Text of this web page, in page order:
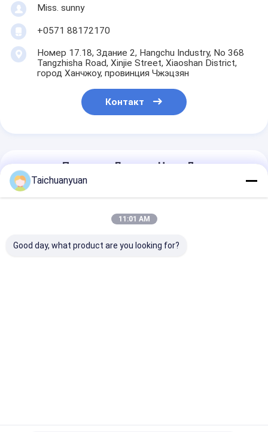
Miss. sunny
+0571 88172170
Номер 17.18, Здание 2, Hangchu Industry, No 368
Tangzhisha Road, Xinjie Street, Xiaoshan District,
город Ханчжоу, провинция Чжэцзян
Контакт
Получить Лучшую Цену Для
Несущая сборка Dx300lc
Колебательная коробка передач
K1002518B Запасная часть
Taichuanyuan
11:01 AM
Good day, what product are you looking for?